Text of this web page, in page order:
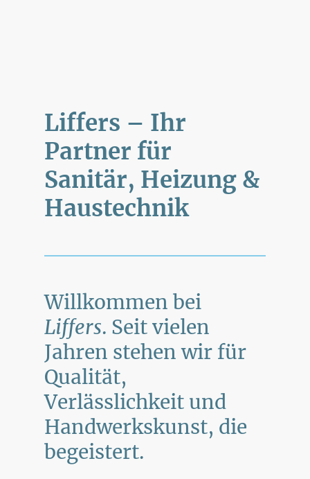
Liffers – Ihr
Partner für
Sanitär, Heizung &
Haustechnik
Willkommen bei
Liffers. Seit vielen
Jahren stehen wir für
Qualität,
Verlässlichkeit und
Handwerkskunst, die
begeistert.